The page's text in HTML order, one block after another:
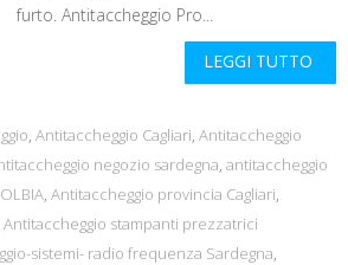
furto. Antitaccheggio Pro...
LEGGI TUTTO
, Antitaccheggio Cagliari, Antitaccheggio
negozio sardegna, antitaccheggio
, Antitaccheggio provincia Cagliari,
Antitaccheggio stampanti prezzatrici
sistemi- radio frequenza Sardegna,